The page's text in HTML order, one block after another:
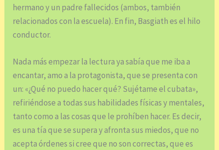
hermano y un padre fallecidos (ambos, también
relacionados con la escuela). En fin, Basgiath es el hilo
conductor.
Nada más empezar la lectura ya sabía que me iba a
encantar, amo a la protagonista, que se presenta con
un: «¿Qué no puedo hacer qué? Sujétame el cubata»,
refiriéndose a todas sus habilidades físicas y mentales,
tanto como a las cosas que le prohíben hacer. Es decir,
es una tía que se supera y afronta sus miedos, que no
acepta órdenes si cree que no son correctas, que es